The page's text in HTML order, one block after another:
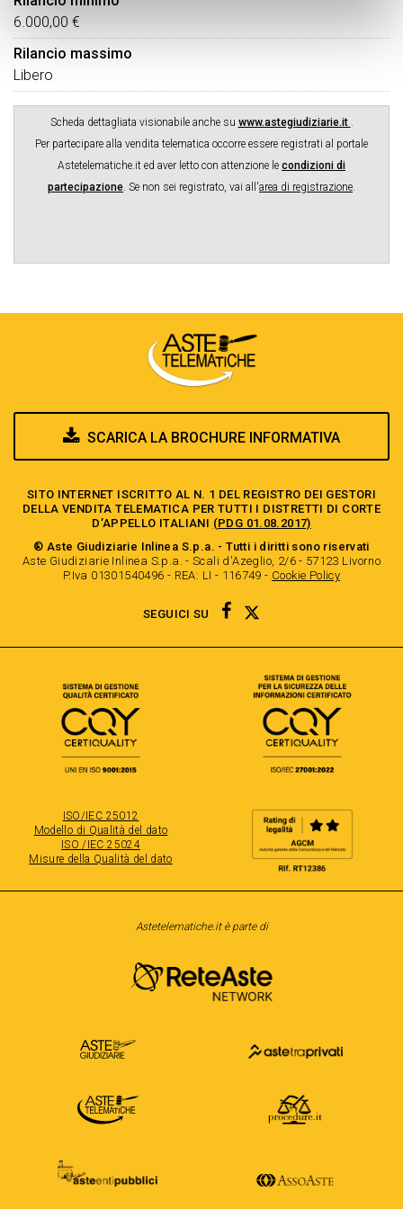
6.000,00 €
Rilancio massimo
Libero
Scheda dettagliata visionabile anche su www.astegiudiziarie.it .
Per partecipare alla vendita telematica occorre essere registrati al portale
Astetelematiche.it ed aver letto con attenzione le condizioni di
partecipazione. Se non sei registrato, vai all'area di registrazione.
SCARICA LA BROCHURE INFORMATIVA
SITO INTERNET ISCRITTO AL N. 1 DEL REGISTRO DEI GESTORI
DELLA VENDITA TELEMATICA PER TUTTI I DISTRETTI DI CORTE
D’APPELLO ITALIANI (PDG 01.08.2017)
® Aste Giudiziarie Inlinea S.p.a. - Tutti i diritti sono riservati
Aste Giudiziarie Inlinea S.p.a. - Scali d'Azeglio, 2/6 - 57123 Livorno
P.Iva 01301540496 - REA: LI - 116749 - Cookie Policy
SEGUICI SU FACEBOOK
ISO/IEC 25012
Modello di Qualità del dato
ISO /IEC 25024
Misure della Qualità del dato
Astetelematiche.it è parte di